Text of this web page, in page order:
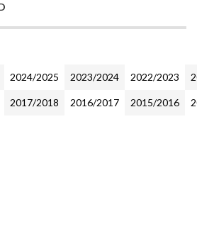
2024/2025 2023/2024 2022/2023
2017/2018 2016/2017 2015/2016